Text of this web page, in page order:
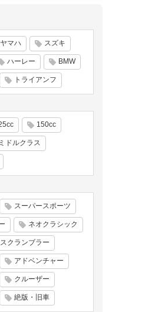
ヤマハ スズキ
ハーレー BMW
トライアンフ
150cc
ミドルクラス
スーパースポーツ
ネオクラシック
スクランブラー
アドベンチャー
クルーザー
絶版・旧車